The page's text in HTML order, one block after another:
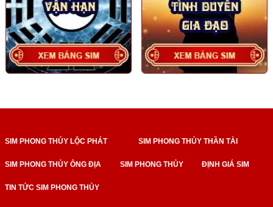
SIM PHONG THỦY LỘC PHÁT SIM PHONG THỦY THẦN TÀI
SIM PHONG THỦY ÔNG ĐỊA SIM PHONG THỦY ĐỊNH GIÁ SIM
TIN TỨC SIM PHONG THỦY